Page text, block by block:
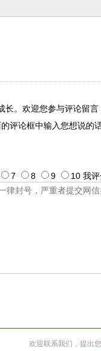
长。欢迎您参与评论留言
评论框中输入您想说的
7 8 9 10 我评
欢迎联系我们，提出